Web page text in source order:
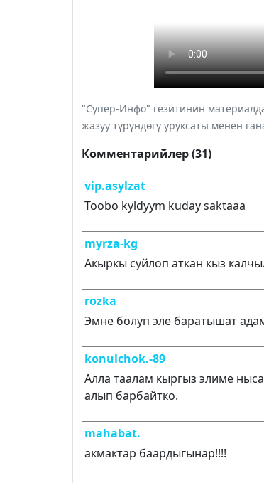
"Супер-Инфо" гезитинин
жазуу түрүндөгү уруксаты менен
Комментарийлер (31)
vip.asylzat
Toobo kyldyym kuday saktaaa
myrza-kg
Акыркы суйлоп аткан кыз
rozka
Эмне болуп эле баратышат
konulchok.-89
Алла таалам кыргыз элиме
алып барбайтко.
mahabat.
акмактар баардыгынар!!!!